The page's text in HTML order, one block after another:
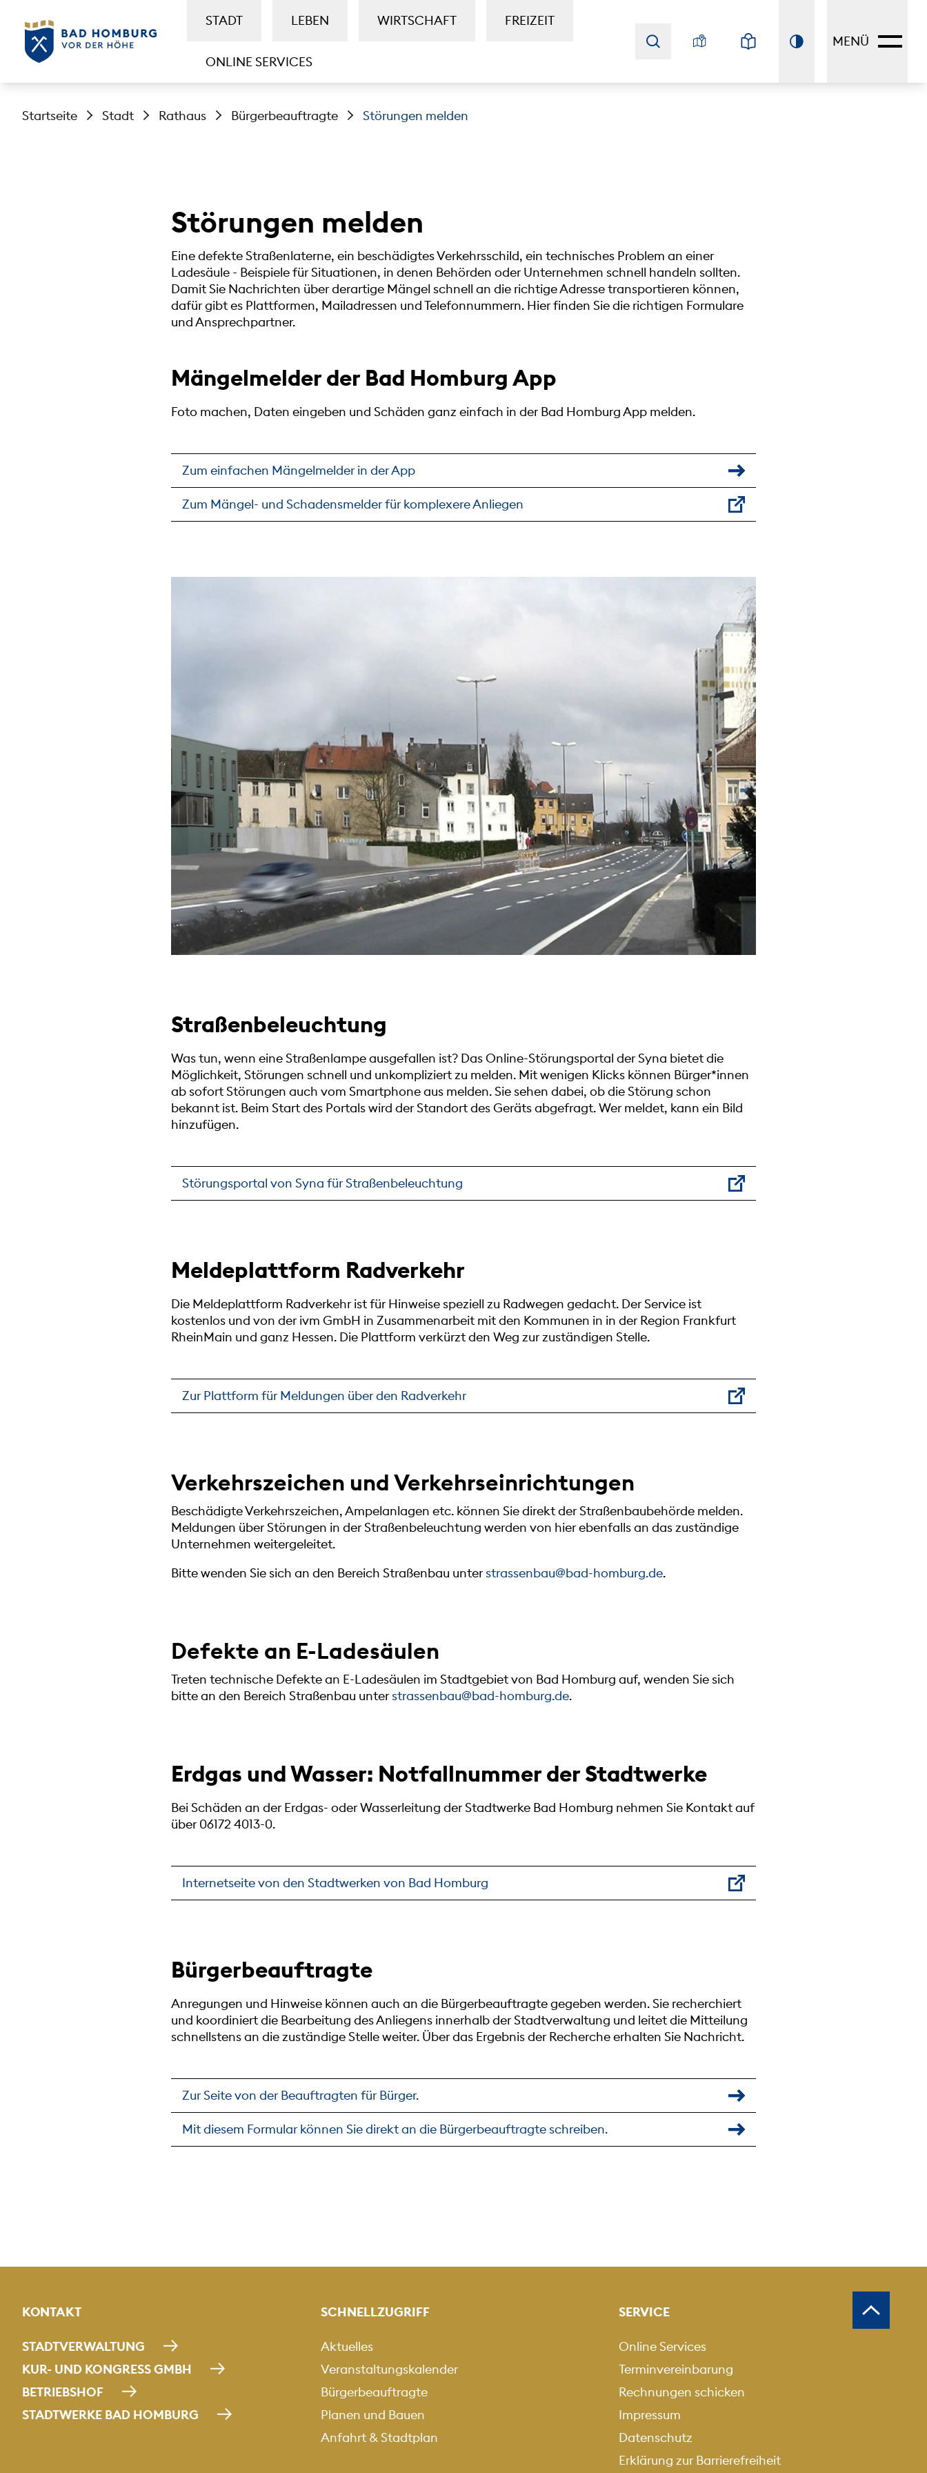
STADT LEBEN WIRTSCHAFT FREIZEIT
ONLINE SERVICES
MENÜ
Startseite Stadt Rathaus Bürgerbeauftragte Störungen melden
Störungen melden
Eine defekte Straßenlaterne, ein beschädigtes Verkehrsschild, ein technisches Problem an einer
Ladesäule - Beispiele für Situationen, in denen Behörden oder Unternehmen schnell handeln sollten.
Damit Sie Nachrichten über derartige Mängel schnell an die richtige Adresse transportieren können,
dafür gibt es Plattformen, Mailadressen und Telefonnummern. Hier finden Sie die richtigen Formulare
und Ansprechpartner.
Mängelmelder der Bad Homburg App
Foto machen, Daten eingeben und Schäden ganz einfach in der Bad Homburg App melden.
Zum einfachen Mängelmelder in der App
Zum Mängel- und Schadensmelder für komplexere Anliegen
Straßenbeleuchtung
Was tun, wenn eine Straßenlampe ausgefallen ist? Das Online-Störungsportal der Syna bietet die
Möglichkeit, Störungen schnell und unkompliziert zu melden. Mit wenigen Klicks können Bürger*innen
ab sofort Störungen auch vom Smartphone aus melden. Sie sehen dabei, ob die Störung schon
bekannt ist. Beim Start des Portals wird der Standort des Geräts abgefragt. Wer meldet, kann ein Bild
hinzufügen.
Störungsportal von Syna für Straßenbeleuchtung
Meldeplattform Radverkehr
Die Meldeplattform Radverkehr ist für Hinweise speziell zu Radwegen gedacht. Der Service ist
kostenlos und von der ivm GmbH in Zusammenarbeit mit den Kommunen in in der Region Frankfurt
RheinMain und ganz Hessen. Die Plattform verkürzt den Weg zur zuständigen Stelle.
Zur Plattform für Meldungen über den Radverkehr
Verkehrszeichen und Verkehrseinrichtungen
Beschädigte Verkehrszeichen, Ampelanlagen etc. können Sie direkt der Straßenbaubehörde melden.
Meldungen über Störungen in der Straßenbeleuchtung werden von hier ebenfalls an das zuständige
Unternehmen weitergeleitet.
Bitte wenden Sie sich an den Bereich Straßenbau unterstrassenbau@bad-homburg.de.
Defekte an E-Ladesäulen
Treten technische Defekte an E-Ladesäulen im Stadtgebiet von Bad Homburg auf, wenden Sie sich
bitte an den Bereich Straßenbau unterstrassenbau@bad-homburg.de.
Erdgas und Wasser: Notfallnummer der Stadtwerke
Bei Schäden an der Erdgas- oder Wasserleitung der Stadtwerke Bad Homburg nehmen Sie Kontakt auf
über 06172 4013-0.
Internetseite von den Stadtwerken von Bad Homburg
Bürgerbeauftragte
Anregungen und Hinweise können auch an die Bürgerbeauftragte gegeben werden. Sie recherchiert
und koordiniert die Bearbeitung des Anliegens innerhalb der Stadtverwaltung und leitet die Mitteilung
schnellstens an die zuständige Stelle weiter. Über das Ergebnis der Recherche erhalten Sie Nachricht.
Zur Seite von der Beauftragten für Bürger.
Mit diesem Formular können Sie direkt an die Bürgerbeauftragte schreiben.
KONTAKT
STADTVERWALTUNG
KUR- UND KONGRESS GMBH
BETRIEBSHOF
STADTWERKE BAD HOMBURG
SCHNELLZUGRIFF
Aktuelles
Veranstaltungskalender
Bürgerbeauftragte
Planen und Bauen
Anfahrt & Stadtplan
SERVICE
Online Services
Terminvereinbarung
Rechnungen schicken
Impressum
Datenschutz
Erklärung zur Barrierefreiheit